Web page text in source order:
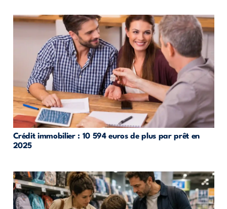
Crédit immobilier : 10 594 euros de plus par prêt en
2025